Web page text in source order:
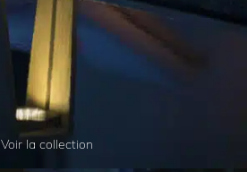
Voir la collection